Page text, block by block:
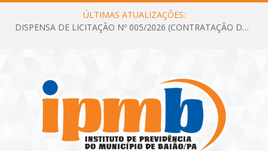
ÚLTIMAS ATUALIZAÇÕES:
DISPENSA DE LICITAÇÃO Nº 005/2026 (CONTRATAÇÃO DE SERVIÇOS TÉCNICOS DE CONSULTORIA E ASSESSORIA EM LICITAÇÃO COM ANÁLISE E ACOMPANHAMENTO DE PROCESSOS LICITATÓRIOS PARA ATENDER AS NECESSIDADES DO INSTITUTO DE PREVIDÊNCIA DO MUNICÍPIO DE BAIÃO – IPMB)